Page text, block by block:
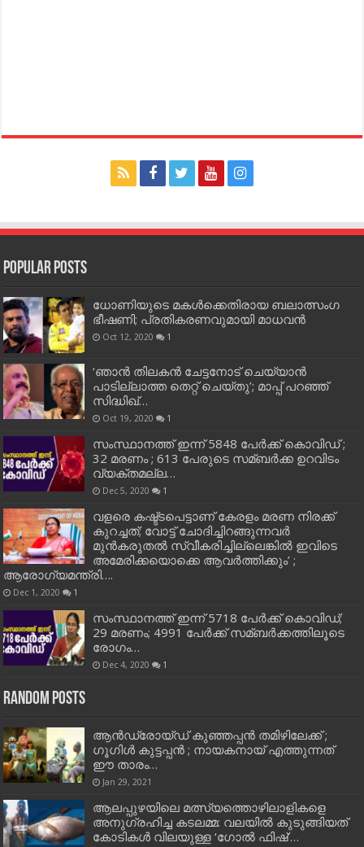
Popular Posts
ധോണിയുടെ മകള്‍ക്കെതിരായ ബലാത്സംഗ
ഭീഷണി; പ്രതികരണവുമായി മാധവന്‍
Oct 12, 2020 1
‘ഞാന്‍ തിലകന്‍ ചേട്ടനോട് ചെയ്യാന്‍
പാടില്ലാത്ത തെറ്റ് ചെയ്തു’; മാപ്പ് പറഞ്ഞ്
സിദ്ധിഖ്…
Oct 19, 2020 1
സംസ്ഥാനത്ത് ഇന്ന് 5848 പേര്‍ക്ക് കൊവി‌ഡ് ;
32 മരണം ; 613 പേരുടെ സമ്ബര്‍ക്ക ഉറവിടം
വ്യക്തമല്ല…
Dec 5, 2020 1
വളരെ കഷ്ട്ടപെട്ടാണ് കേരളം മരണ നിരക്ക്
കുറച്ചത്; വോട്ട് ചോദിച്ചിറങ്ങുന്നവർ
മുൻകരുതൽ സ്വീകരിച്ചില്ലെങ്കിൽ ഇവിടെ
അമേരിക്കയൊക്കെ ആവർത്തിക്കും’ ;
ആരോഗ്യമന്ത്രി….
Dec 1, 2020 1
സംസ്ഥാനത്ത് ഇന്ന് 5718 പേര്‍ക്ക് കൊവിഡ്;
29 മരണം; 4991 പേര്‍ക്ക് സമ്ബര്‍ക്കത്തിലൂടെ
രോഗം…
Dec 4, 2020 1
Random Posts
ആന്‍ഡ്രോയ്ഡ് കുഞ്ഞപ്പന്‍ തമിഴിലേക്ക് ;
ഗൂഗിള്‍ കുട്ടപ്പൻ ; നായകനായ് എത്തുന്നത്
ഈ താരം…
Jan 29, 2021
ആലപ്പുഴയിലെ മത്സ്യത്തൊഴിലാളികളെ
അനുഗ്രഹിച്ച കടലമ്മ: വലയില്‍ കുടുങ്ങിയത്
കോടികള്‍ വിലയുള്ള ‘ഗോല്‍ ഫിഷ്’…